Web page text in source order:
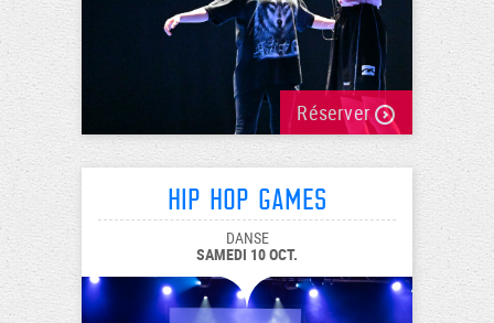
Réserver
HIP HOP GAMES
DANSE
SAMEDI 10 OCT.